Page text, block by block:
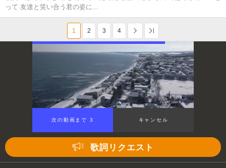
って 友達と笑い合う君の姿に...
1 2 3 4 次へ
次の動画まで 2 キャンセル
歌詞リクエスト